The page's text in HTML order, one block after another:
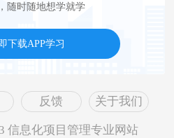
随时随地想学就学
下载APP学习
反馈 关于我们
信息化项目管理专业网站